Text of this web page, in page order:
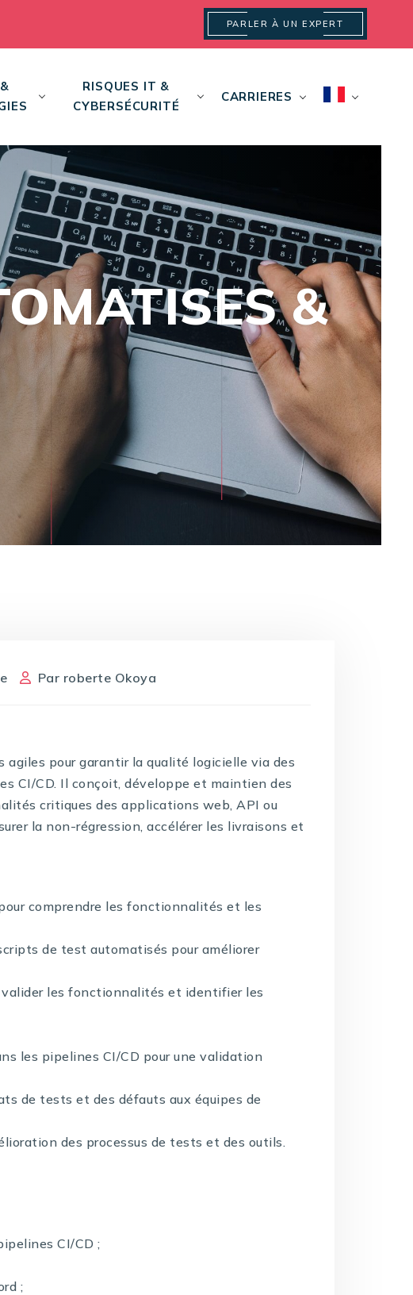
PARLER À UN EXPERT
RISQUES IT &
CYBERSÉCURITÉ
CARRIERES
&
Par roberte Okoya
pour garantir la qualité logicielle via des
CI/CD. Il conçoit, développe et maintien des
critiques des applications web, API ou
la non-régression, accélérer les livraisons et
comprendre les fonctionnalités et les
de test automatisés pour améliorer
les fonctionnalités et identifier les
les pipelines CI/CD pour une validation
de tests et des défauts aux équipes de
des processus de tests et des outils.
CI/CD ;
;